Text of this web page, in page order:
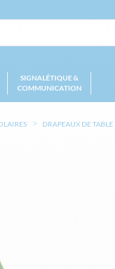
SIGNALÉTIQUE &
COMMUNICATION
DRAPEAUX DE TABLE